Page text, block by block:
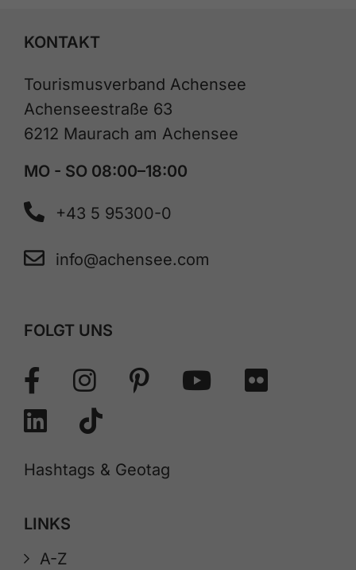
KONTAKT
Tourismusverband Achensee
Achenseestraße 63
6212 Maurach am Achensee
MO - SO 08:00–18:00
+43 5 95300-0
info@achensee.com
FOLGT UNS
Hashtags & Geotag
LINKS
A-Z